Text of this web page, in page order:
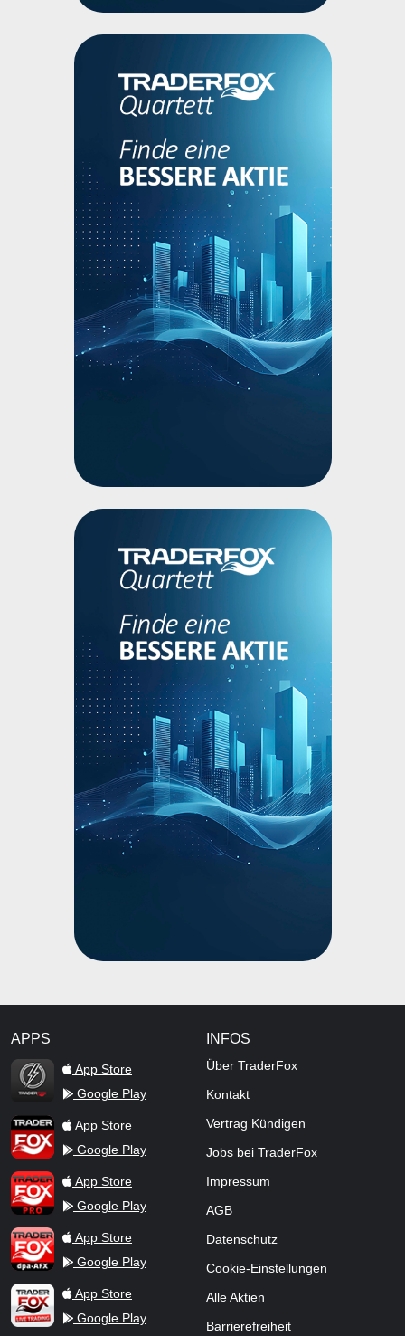
APPS
TraderFox Flash
App Store
Google Play
TraderFox AppApp Store
Google Play
TraderFox ProApp Store
Google Play
TraderFox dpa-AFX ProFeed
App Store
Google Play
TraderFox Live Trading
App Store
Google Play
INFOS
Über TraderFox
Kontakt
Vertrag Kündigen
Jobs bei TraderFox
Impressum
AGB
Datenschutz
Cookie-Einstellungen
Alle Aktien
Barrierefreiheit